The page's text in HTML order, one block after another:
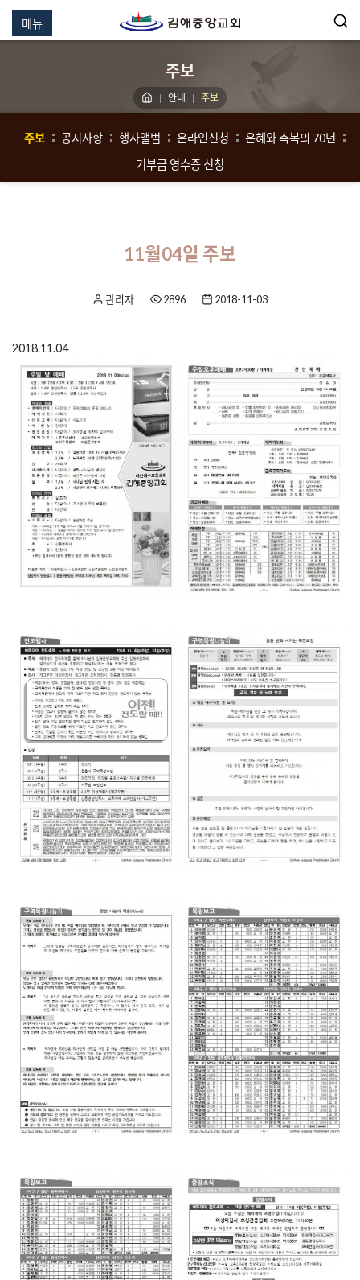
메뉴
주보
안내 주보
주보 공지사항 행사앨범 온라인신청
은혜와 축복의 70년
기부금 영수증 신청
11월04일 주보
관리자 2896 2018-11-03
2018.11.04